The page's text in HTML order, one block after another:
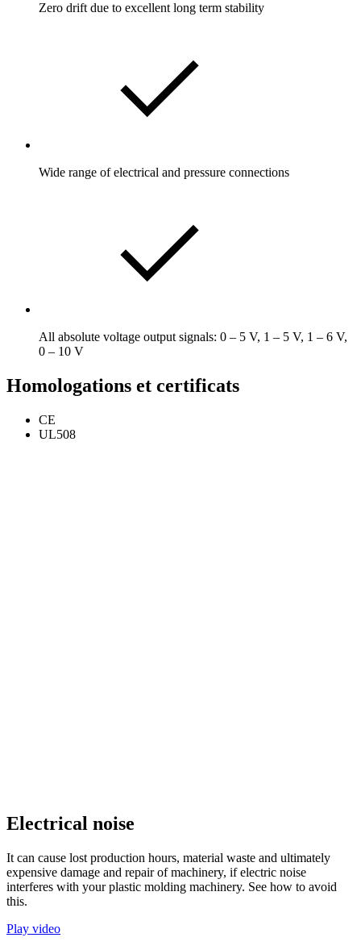
Zero drift due to excellent long term stability
Wide range of electrical and pressure connections
All absolute voltage output signals: 0 – 5 V, 1 – 5 V, 1 – 6 V,
0 – 10 V
Homologations et certificats
CE
UL508
Electrical noise
It can cause lost production hours, material waste and ultimately
expensive damage and repair of machinery, if electric noise
interferes with your plastic molding machinery. See how to avoid
this.
Play video